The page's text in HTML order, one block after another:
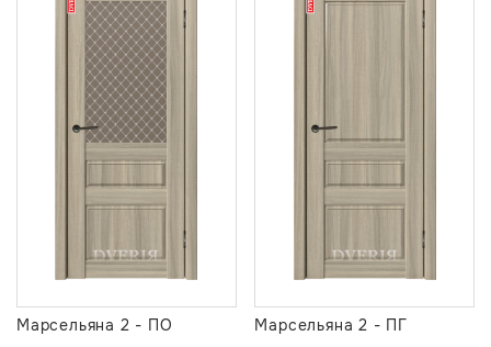
Марсельяна 2 - ПО Марсельяна 2 - ПГ